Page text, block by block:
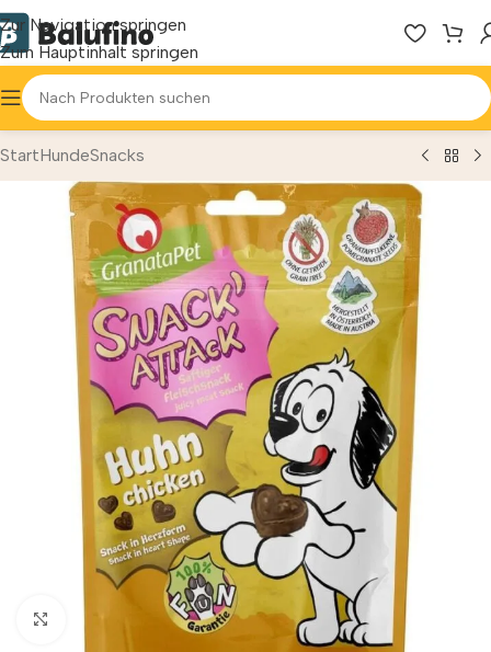
Zur Navigation springen
Zum Hauptinhalt springen
StartHundeSnacks
Zum Vergrößern klicken